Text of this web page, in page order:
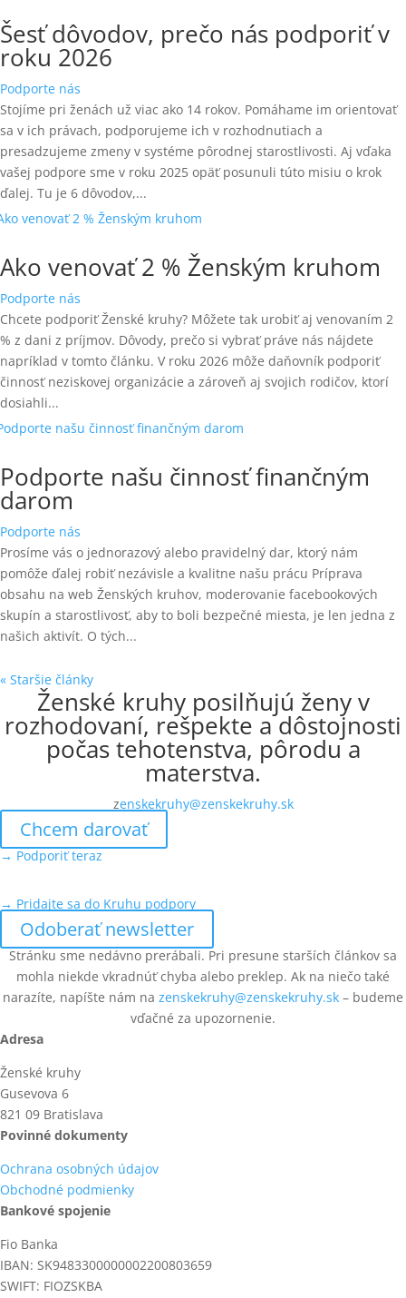
Šesť dôvodov, prečo nás podporiť v
roku 2026
Podporte nás
Stojíme pri ženách už viac ako 14 rokov. Pomáhame im orientovať
sa v ich právach, podporujeme ich v rozhodnutiach a
presadzujeme zmeny v systéme pôrodnej starostlivosti. Aj vďaka
vašej podpore sme v roku 2025 opäť posunuli túto misiu o krok
ďalej. Tu je 6 dôvodov,...
Ako venovať 2 % Ženským kruhom
Podporte nás
Chcete podporiť Ženské kruhy? Môžete tak urobiť aj venovaním 2
% z dani z príjmov. Dôvody, prečo si vybrať práve nás nájdete
napríklad v tomto článku. V roku 2026 môže daňovník podporiť
činnosť neziskovej organizácie a zároveň aj svojich rodičov, ktorí
dosiahli...
Podporte našu činnosť finančným
darom
Podporte nás
Prosíme vás o jednorazový alebo pravidelný dar, ktorý nám
pomôže ďalej robiť nezávisle a kvalitne našu prácu Príprava
obsahu na web Ženských kruhov, moderovanie facebookových
skupín a starostlivosť, aby to boli bezpečné miesta, je len jedna z
našich aktivít. O tých...
« Staršie články
Ženské kruhy posilňujú ženy v
rozhodovaní, rešpekte a dôstojnosti
počas tehotenstva, pôrodu a
materstva.
zenskekruhy@zenskekruhy.sk
Chcem darovať
→ Podporiť teraz
→ Pridajte sa do Kruhu podpory
Odoberať newsletter
Stránku sme nedávno prerábali. Pri presune starších článkov sa
mohla niekde vkradnúť chyba alebo preklep. Ak na niečo také
narazíte, napíšte nám na zenskekruhy@zenskekruhy.sk – budeme
vďačné za upozornenie.
Adresa
Ženské kruhy
Gusevova 6
821 09 Bratislava
Povinné dokumenty
Ochrana osobných údajov
Obchodné podmienky
Bankové spojenie
Fio Banka
IBAN: SK9483300000002200803659
SWIFT: FIOZSKBA